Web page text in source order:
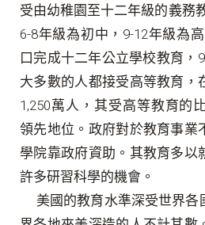
受由幼稚園至十二年級的義務
6-8年級為初中， 9-12年級為
口完成十二年公立學校教育，
大多數的人都接受高等教育，
1,250萬人，其受高等教育的
領先地位。政府對於教育事業
學院靠政府資助。其教育多以
許多研習科學的機會。
美國的教育水準深受世界